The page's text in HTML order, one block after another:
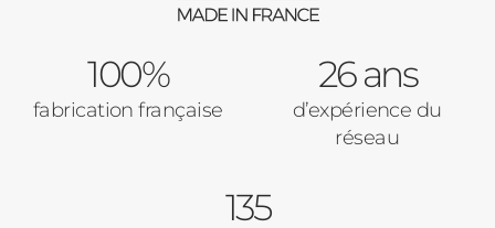
100%
fabrication française
26 ans
d’expérience du
réseau
135